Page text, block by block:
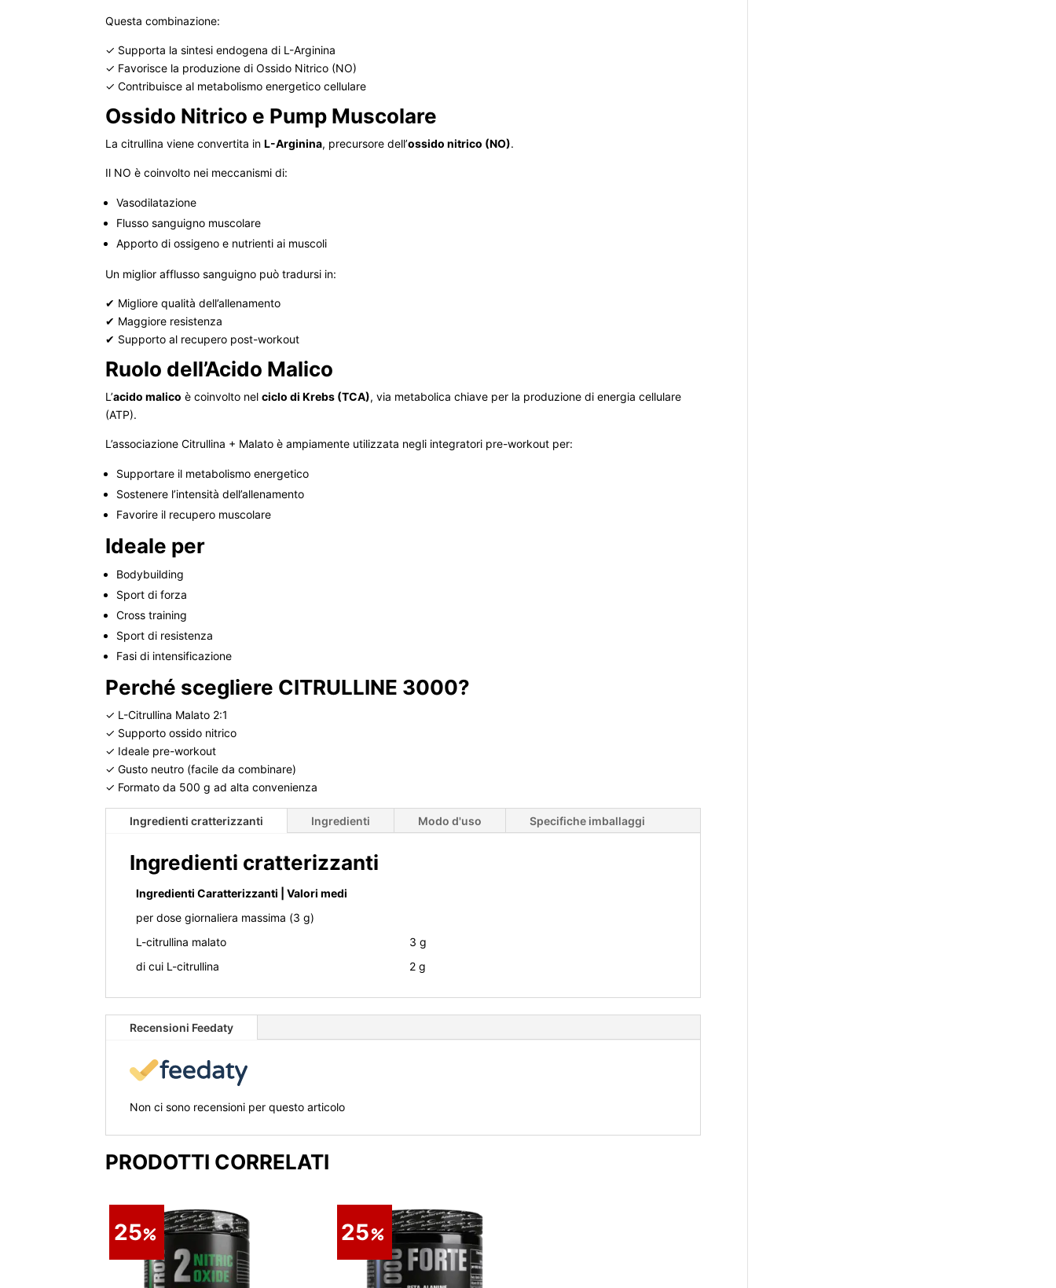
Questa combinazione:
✓ Supporta la sintesi endogena di L-Arginina
✓ Favorisce la produzione di Ossido Nitrico (NO)
✓ Contribuisce al metabolismo energetico cellulare
Ossido Nitrico e Pump Muscolare
La citrullina viene convertita inL-Arginina, precursore dell’ossido nitrico (NO).
Il NO è coinvolto nei meccanismi di:
Vasodilatazione
Flusso sanguigno muscolare
Apporto di ossigeno e nutrienti ai muscoli
Un miglior afflusso sanguigno può tradursi in:
✔ Migliore qualità dell’allenamento
✔ Maggiore resistenza
✔ Supporto al recupero post-workout
Ruolo dell’Acido Malico
L’acido malico è coinvolto nelciclo di Krebs (TCA), via metabolica chiave per la produzione di energia cellulare
(ATP).
L’associazione Citrullina + Malato è ampiamente utilizzata negli integratori pre-workout per:
Supportare il metabolismo energetico
Sostenere l’intensità dell’allenamento
Favorire il recupero muscolare
Ideale per
Bodybuilding
Sport di forza
Cross training
Sport di resistenza
Fasi di intensificazione
Perché scegliere CITRULLINE 3000?
✓ L-Citrullina Malato 2:1
✓ Supporto ossido nitrico
✓ Ideale pre-workout
✓ Gusto neutro (facile da combinare)
✓ Formato da 500 g ad alta convenienza
Ingredienti cratterizzanti Ingredienti Modo d'uso Specifiche imballaggi
Ingredienti cratterizzanti
Ingredienti Caratterizzanti | Valori medi
per dose giornaliera massima (3 g)
L-citrullina malato
3 g
di cui L-citrullina
2 g
Recensioni Feedaty
Non ci sono recensioni per questo articolo
PRODOTTI CORRELATI
25 25